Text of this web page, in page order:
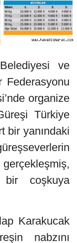
ve
Federasyonu
organize
Türkiye
bir yanındaki
bir coşkuya
Karakucak
nabzını